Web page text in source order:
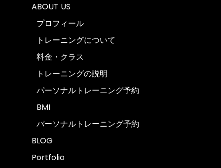
ABOUT US
プロフィール
トレーニングについて
料金・クラス
トレーニングの説明
パーソナルトレーニング予約
BMI
パーソナルトレーニング予約
BLOG
Portfolio